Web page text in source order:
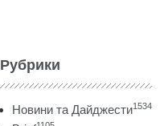
Рубрики
Новини та Дайджести1534